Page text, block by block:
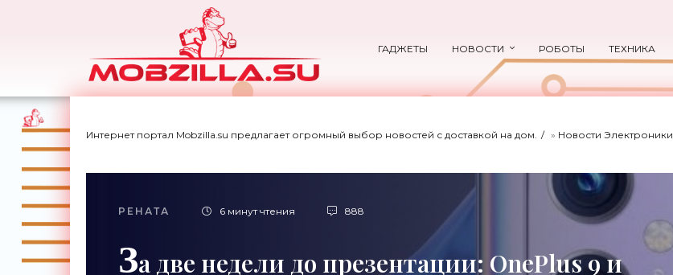
ГАДЖЕТЫ НОВОСТИ РОБОТЫ ТЕХНИКА
Интернет портал Mobzilla.su предлагает огромный выбор новостей с доставкой на дом. » Новости Электроники
РЕНАТА 6 минут чтения 888
За две недели до презентации: OnePlus 9 и